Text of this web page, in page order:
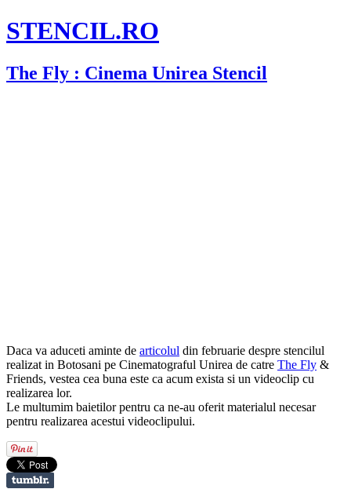
STENCIL.RO
The Fly : Cinema Unirea Stencil
Daca va aduceti aminte de articolul din februarie despre stencilul
realizat in Botosani pe Cinematograful Unirea de catre The Fly &
Friends, vestea cea buna este ca acum exista si un videoclip cu
realizarea lor.
Le multumim baietilor pentru ca ne-au oferit materialul necesar
pentru realizarea acestui videoclipului.